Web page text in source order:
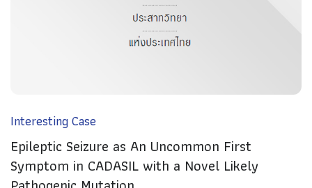
Interesting Case
Epileptic Seizure as An Uncommon First
Symptom in CADASIL with a Novel Likely